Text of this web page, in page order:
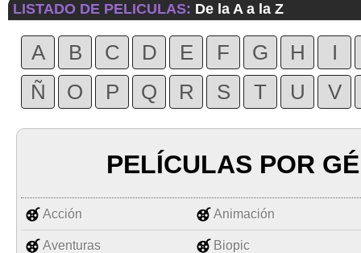
LISTADO DE PELICULAS: De la A a la Z
A B C D E F G H
I
Ñ
O P Q R S T U V
PELÍCULAS POR
Acción Animación
Aventuras Biopic